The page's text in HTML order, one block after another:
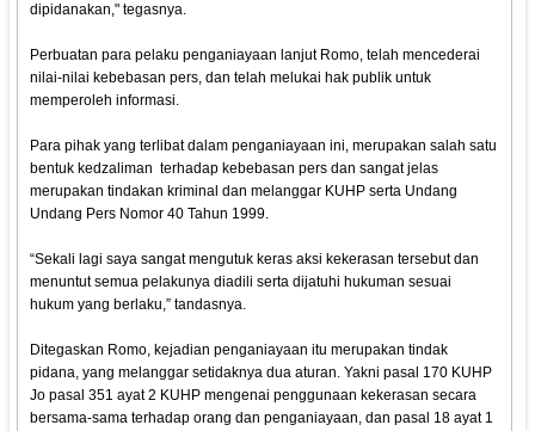
dipidanakan," tegasnya.
Perbuatan para pelaku penganiayaan lanjut Romo, telah mencederai
nilai-nilai kebebasan pers, dan telah melukai hak publik untuk
memperoleh informasi.
Para pihak yang terlibat dalam penganiayaan ini, merupakan salah satu
bentuk kedzaliman terhadap kebebasan pers dan sangat jelas
merupakan tindakan kriminal dan melanggar KUHP serta Undang
Undang Pers Nomor 40 Tahun 1999.
“Sekali lagi saya sangat mengutuk keras aksi kekerasan tersebut dan
menuntut semua pelakunya diadili serta dijatuhi hukuman sesuai
hukum yang berlaku,” tandasnya.
Ditegaskan Romo, kejadian penganiayaan itu merupakan tindak
pidana, yang melanggar setidaknya dua aturan. Yakni pasal 170 KUHP
Jo pasal 351 ayat 2 KUHP mengenai penggunaan kekerasan secara
bersama-sama terhadap orang dan penganiayaan, dan pasal 18 ayat 1